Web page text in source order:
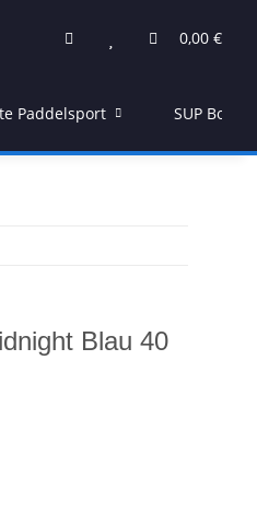
0,00 €
Paddelsport SUP Board
Blau 40